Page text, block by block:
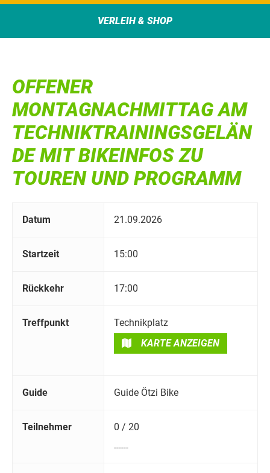
VERLEIH & SHOP
OFFENER
MONTAGNACHMITTAG AM
TECHNIKTRAININGSGELÄN
DE MIT BIKEINFOS ZU
TOUREN UND PROGRAMM
Datum 21.09.2026
Startzeit 15:00
Rückkehr 17:00
Treffpunkt
Technikplatz
KARTE ANZEIGEN
Guide Guide Ötzi Bike
Teilnehmer 0 / 20
------